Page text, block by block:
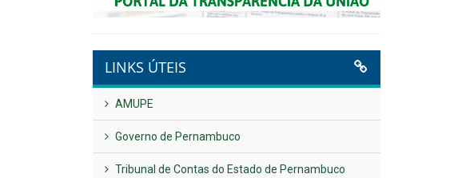
LINKS ÚTEIS
AMUPE
Governo de Pernambuco
Tribunal de Contas do Estado de Pernambuco